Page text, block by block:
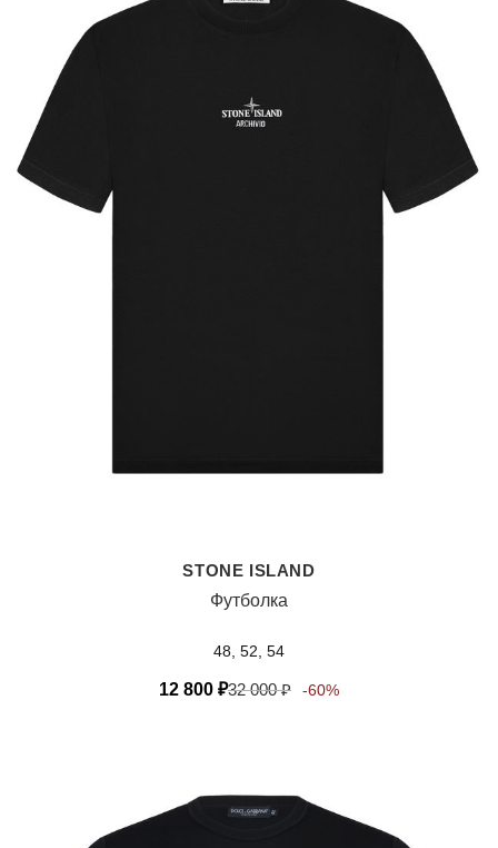
STONE ISLAND
Футболка
48, 52, 54
12 800 ₽32 000₽ -60%